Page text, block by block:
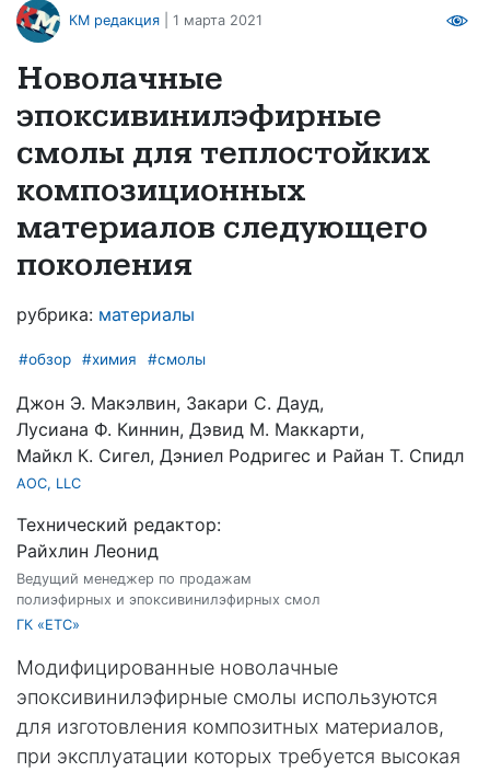
КМ редакция | 1 марта 2021
Новолачные
эпоксивинилэфирные
смолы для теплостойких
композиционных
материалов следующего
поколения
рубрика: материалы
#обзор #химия #смолы
Джон Э. Макэлвин, Закари С. Дауд,
Лусиана Ф. Киннин, Дэвид М. Маккарти,
Майкл К. Сигел, Дэниел Родригес и Райан Т. Спидл
AOC, LLC
Технический редактор:
Райхлин Леонид
Ведущий менеджер по продажам
полиэфирных и эпоксивинилэфирных смол
ГК «ЕТС»
Модифицированные новолачные
эпоксивинилэфирные смолы используются
для изготовления композитных материалов,
при эксплуатации которых требуется высокая